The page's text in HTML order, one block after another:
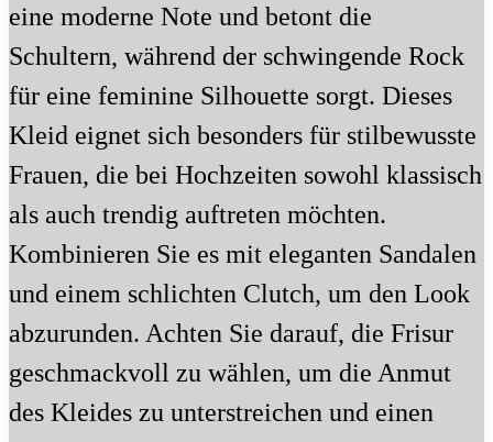
eine moderne Note und betont die
Schultern, während der schwingende Rock
für eine feminine Silhouette sorgt. Dieses
Kleid eignet sich besonders für stilbewusste
Frauen, die bei Hochzeiten sowohl klassisch
als auch trendig auftreten möchten.
Kombinieren Sie es mit eleganten Sandalen
und einem schlichten Clutch, um den Look
abzurunden. Achten Sie darauf, die Frisur
geschmackvoll zu wählen, um die Anmut
des Kleides zu unterstreichen und einen